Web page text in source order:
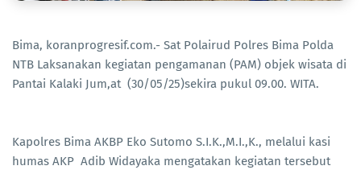
Bima, koranprogresif.com.- Sat Polairud Polres Bima Polda
NTB Laksanakan kegiatan pengamanan (PAM) objek wisata di
Pantai Kalaki Jum,at (30/05/25)sekira pukul 09.00. WITA.
Kapolres Bima AKBP Eko Sutomo S.I.K.,M.I.,K., melalui kasi
humas AKP Adib Widayaka mengatakan kegiatan tersebut